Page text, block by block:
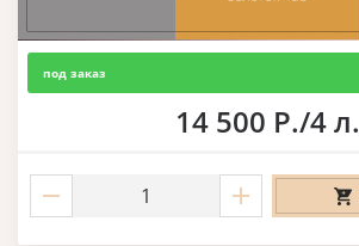
под заказ
14 500 Р./4 л.